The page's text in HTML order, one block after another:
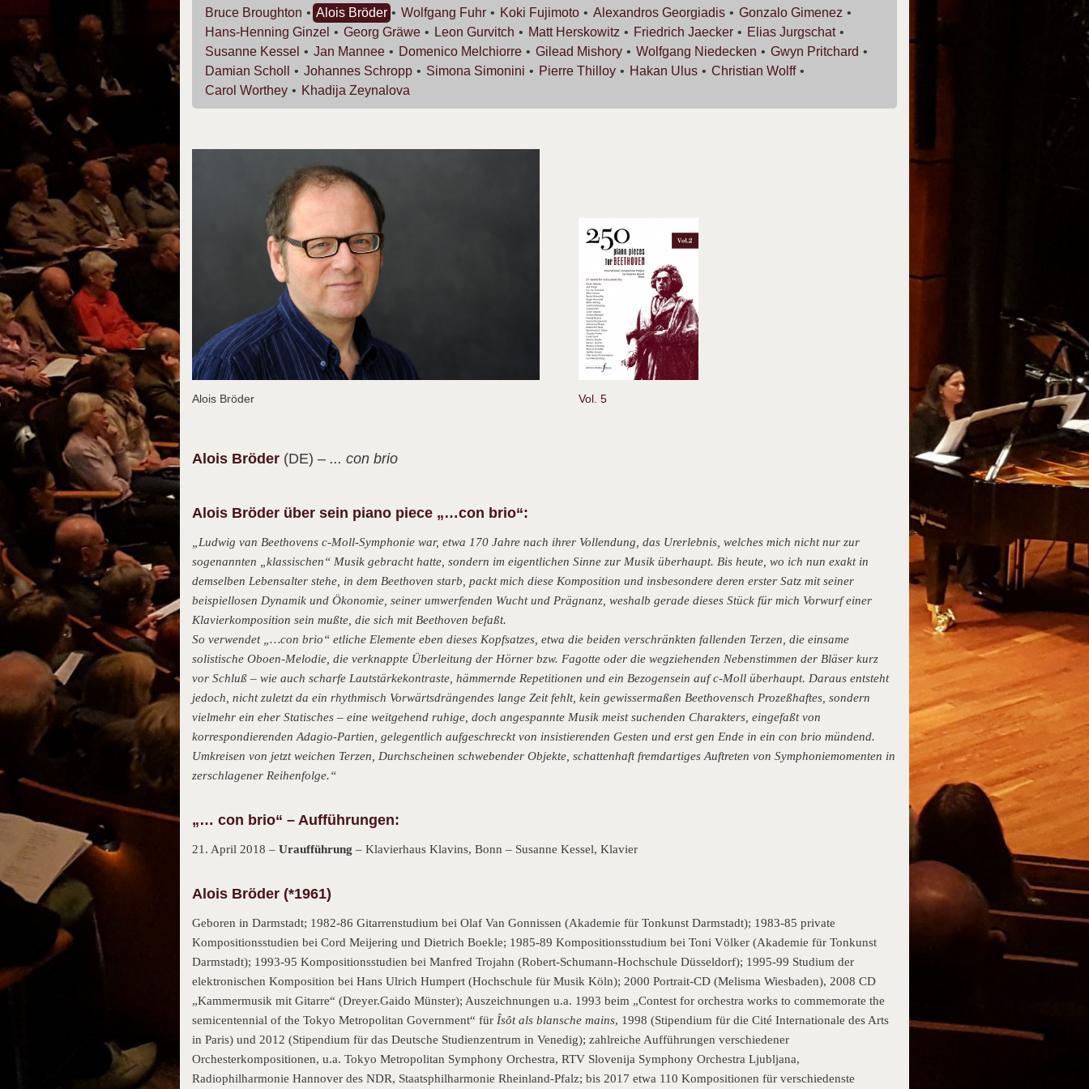
Bruce Broughton Alois Bröder Wolfgang Fuhr Koki Fujimoto Alexandros Georgiadis Gonzalo Gimenez
Hans-Henning Ginzel Georg Gräwe Leon Gurvitch Matt Herskowitz Friedrich Jaecker Elias Jurgschat
Susanne Kessel Jan Mannee Domenico Melchiorre Gilead Mishory Wolfgang Niedecken Gwyn Pritchard
Damian Scholl Johannes Schropp Simona Simonini Pierre Thilloy Hakan Ulus Christian Wolff
Carol Worthey Khadija Zeynalova
Alois Bröder Vol. 5
Alois Bröder (DE) – ... con brio
Alois Bröder über sein piano piece „…con brio“:
„Ludwig van Beethovens c-Moll-Symphonie war, etwa 170 Jahre nach ihrer Vollendung, das Urerlebnis, welches mich nicht nur zur
sogenannten „klassischen“ Musik gebracht hatte, sondern im eigentlichen Sinne zur Musik überhaupt. Bis heute, wo ich nun exakt in
demselben Lebensalter stehe, in dem Beethoven starb, packt mich diese Komposition und insbesondere deren erster Satz mit seiner
beispiellosen Dynamik und Ökonomie, seiner umwerfenden Wucht und Prägnanz, weshalb gerade dieses Stück für mich Vorwurf einer
Klavierkomposition sein mußte, die sich mit Beethoven befaßt.
So verwendet „…con brio“ etliche Elemente eben dieses Kopfsatzes, etwa die beiden verschränkten fallenden Terzen, die einsame
solistische Oboen-Melodie, die verknappte Überleitung der Hörner bzw. Fagotte oder die wegziehenden Nebenstimmen der Bläser kurz
vor Schluß – wie auch scharfe Lautstärkekontraste, hämmernde Repetitionen und ein Bezogensein auf c-Moll überhaupt. Daraus entsteht
jedoch, nicht zuletzt da ein rhythmisch Vorwärtsdrängendes lange Zeit fehlt, kein gewissermaßen Beethovensch Prozeßhaftes, sondern
vielmehr ein eher Statisches – eine weitgehend ruhige, doch angespannte Musik meist suchenden Charakters, eingefaßt von
korrespondierenden Adagio-Partien, gelegentlich aufgeschreckt von insistierenden Gesten und erst gen Ende in ein con brio mündend.
Umkreisen von jetzt weichen Terzen, Durchscheinen schwebender Objekte, schattenhaft fremdartiges Auftreten von Symphoniemomenten in
zerschlagener Reihenfolge.“
„… con brio“ – Aufführungen:
21. April 2018 – Uraufführung – Klavierhaus Klavins, Bonn – Susanne Kessel, Klavier
Alois Bröder (*1961)
Geboren in Darmstadt; 1982-86 Gitarrenstudium bei Olaf Van Gonnissen (Akademie für Tonkunst Darmstadt); 1983-85 private
Kompositionsstudien bei Cord Meijering und Dietrich Boekle; 1985-89 Kompositionsstudium bei Toni Völker (Akademie für Tonkunst
Darmstadt); 1993-95 Kompositionsstudien bei Manfred Trojahn (Robert-Schumann-Hochschule Düsseldorf); 1995-99 Studium der
elektronischen Komposition bei Hans Ulrich Humpert (Hochschule für Musik Köln); 2000 Portrait-CD (Melisma Wiesbaden), 2008 CD
„Kammermusik mit Gitarre“ (Dreyer.Gaido Münster); Auszeichnungen u.a. 1993 beim „Contest for orchestra works to commemorate the
semicentennial of the Tokyo Metropolitan Government“ für Îsôt als blansche mains, 1998 (Stipendium für die Cité Internationale des Arts
in Paris) und 2012 (Stipendium für das Deutsche Studienzentrum in Venedig); zahlreiche Aufführungen verschiedener
Orchesterkompositionen, u.a. Tokyo Metropolitan Symphony Orchestra, RTV Slovenija Symphony Orchestra Ljubljana,
Radiophilharmonie Hannover des NDR, Staatsphilharmonie Rheinland-Pfalz; bis 2017 etwa 110 Kompositionen für verschiedenste